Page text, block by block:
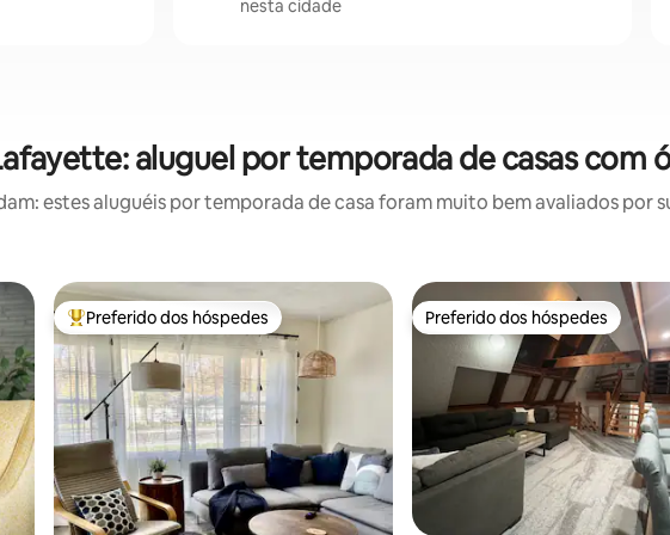
nesta cidade
aluguel por temporada de casas com
estes aluguéis por temporada de casa foram muito bem avaliados por
Entre os melhores preferidos dos hóspedes
Preferido dos hóspedes Preferido dos hóspedes
Preferido dos hóspedes